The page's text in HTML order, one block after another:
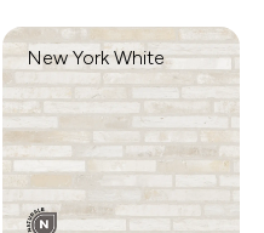
New York White